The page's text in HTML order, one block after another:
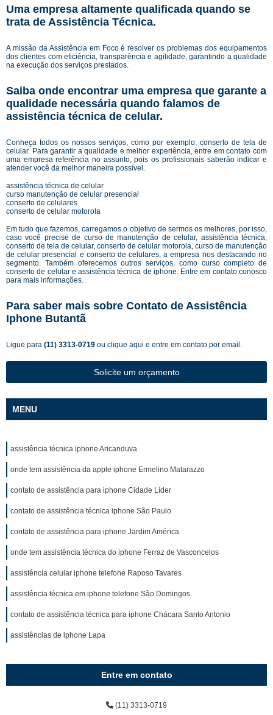
Uma empresa altamente qualificada quando se
trata de Assistência Técnica.
A missão da Assistência em Foco é resolver os problemas dos equipamentos
dos clientes com eficiência, transparência e agilidade, garantindo a qualidade
na execução dos serviços prestados.
Saiba onde encontrar uma empresa que garante a
qualidade necessária quando falamos de
assistência técnica de celular.
Conheça todos os nossos serviços, como por exemplo, conserto de tela de
celular. Para garantir a qualidade e melhor experiência, entre em contato com
uma empresa referência no assunto, pois os profissionais saberão indicar e
atender você da melhor maneira possível.
assistência técnica de celular
curso manutenção de celular presencial
conserto de celulares
conserto de celular motorola
Em tudo que fazemos, carregamos o objetivo de sermos os melhores, por isso,
caso você precise de curso de manutenção de celular, assistência técnica,
conserto de tela de celular, conserto de celular motorola, curso de manutenção
de celular presencial e conserto de celulares, a empresa nos destacando no
segmento. Também oferecemos outros serviços, como curso completo de
conserto de celular e assistência técnica de iphone. Entre em contato conosco
para mais informações.
Para saber mais sobre Contato de Assistência
Iphone Butantã
Ligue para (11) 3313-0719 ou clique aqui e entre em contato por email.
Solicite um orçamento
MENU
assistência técnica iphone Aricanduva
onde tem assistência da apple iphone Ermelino Matarazzo
contato de assistência para iphone Cidade Líder
contato de assistência técnica iphone São Paulo
contato de assistência para iphone Jardim América
onde tem assistência técnica do iphone Ferraz de Vasconcelos
assistência celular iphone telefone Raposo Tavares
assistência técnica em iphone telefone São Domingos
contato de assistência técnica para iphone Chácara Santo Antonio
assistências de iphone Lapa
Entre em contato
(11) 3313-0719